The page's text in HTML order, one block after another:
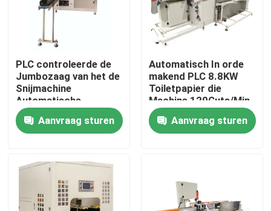
VR-show
Papieren zakdoekjemachine
gezichtsweefselmachine
Document Servetmachine
Handhanddoek die Machine maken
papieren zakdoekjesnijmachine
PLC controleerde de
Jumbozaag van het de
Snijmachine
Automatische
Logboek van het
Broodjes
Gezichtsweefsel
Aanvraag sturen
Automatisch In orde
makend PLC 8.8KW
Toiletpapier die
Machine 120Cuts/Min
scheuren
Aanvraag sturen